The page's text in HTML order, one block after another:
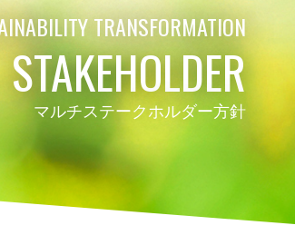
TRANSFORMATION
STAKEHOLDER
マルチステークホルダー方針